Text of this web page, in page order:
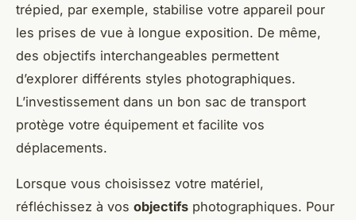
trépied, par exemple, stabilise votre appareil pour
les prises de vue à longue exposition. De même,
des objectifs interchangeables permettent
d’explorer différents styles photographiques.
L’investissement dans un bon sac de transport
protège votre équipement et facilite vos
déplacements.
Lorsque vous choisissez votre matériel,
réfléchissez à vos objectifs photographiques. Pour